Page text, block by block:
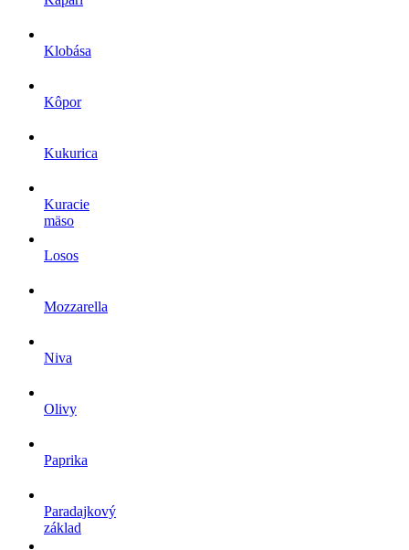
Klobása
Kôpor
Kukurica
Kuracie
mäso
Losos
Mozzarella
Niva
Olivy
Paprika
Paradajkový
základ